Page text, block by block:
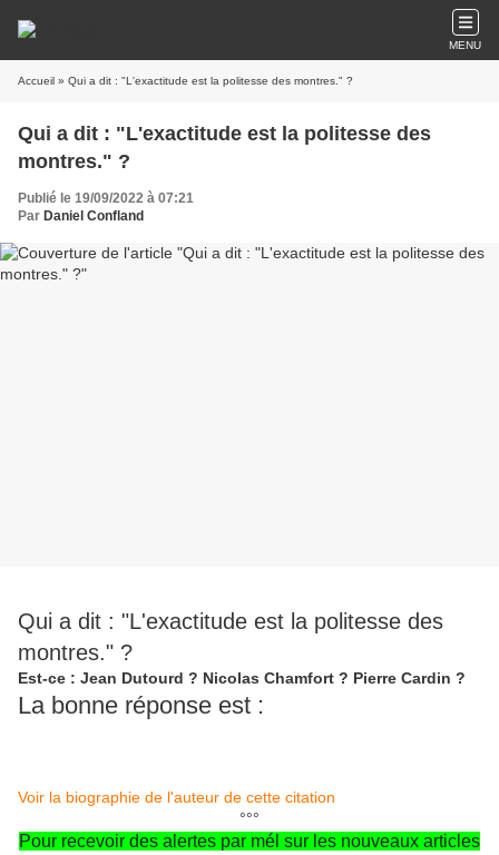
MENU
Accueil » Qui a dit : "L'exactitude est la politesse des montres." ?
Qui a dit : "L'exactitude est la politesse des
montres." ?
Publié le 19/09/2022 à 07:21
Par Daniel Confland
Qui a dit : "L'exactitude est la politesse des
montres." ?
Est-ce : Jean Dutourd ? Nicolas Chamfort ? Pierre Cardin ?
La bonne réponse est :
Voir la biographie de l'auteur de cette citation
°°°
Pour recevoir des alertes par mél sur les nouveaux articles